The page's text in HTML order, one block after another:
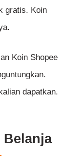
gratis. Koin
Koin Shopee
dapatkan.
Belanja